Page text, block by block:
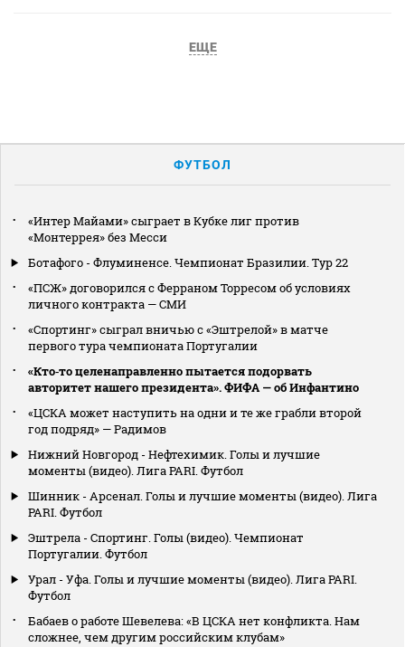
ЕЩЕ
ФУТБОЛ
«Интер Майами» сыграет в Кубке лиг против
«Монтеррея» без Месси
Ботафого - Флуминенсе. Чемпионат Бразилии. Тур 22
«ПСЖ» договорился с Ферраном Торресом об условиях
личного контракта — СМИ
«Спортинг» сыграл вничью с «Эштрелой» в матче
первого тура чемпионата Португалии
«Кто‑то целенаправленно пытается подорвать
авторитет нашего президента». ФИФА — об Инфантино
«ЦСКА может наступить на одни и те же грабли второй
год подряд» — Радимов
Нижний Новгород - Нефтехимик. Голы и лучшие
моменты (видео). Лига PARI. Футбол
Шинник - Арсенал. Голы и лучшие моменты (видео). Лига
PARI. Футбол
Эштрела - Спортинг. Голы (видео). Чемпионат
Португалии. Футбол
Урал - Уфа. Голы и лучшие моменты (видео). Лига PARI.
Футбол
Бабаев о работе Шевелева: «В ЦСКА нет конфликта. Нам
сложнее, чем другим российским клубам»